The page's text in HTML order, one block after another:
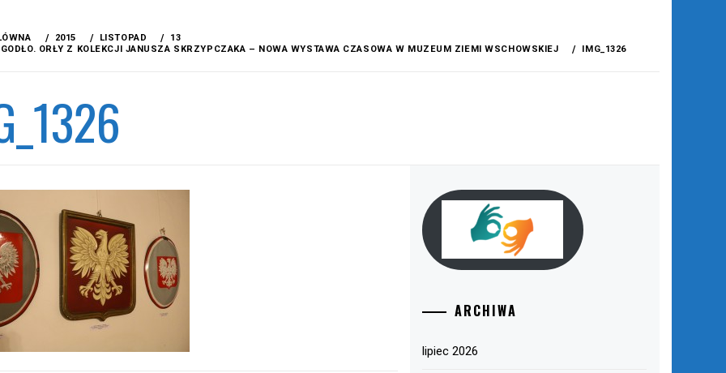
2015 LISTOPAD
13
ORŁY Z KOLEKCJI JANUSZA SKRZYPCZAKA – NOWA WYSTAWA CZASOWA W MUZEUM ZIEMI WSCHOWSKIEJ
IMG_1326
ARCHIWA
lipiec 2026